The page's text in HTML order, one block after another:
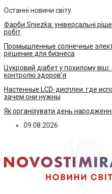
Останні новини світу
Фарби Sniezka: універсальні
робіт
Промышленные солнечные
решение для бизнеса
Цукровий діабет у похилому
контролю здоров’я
Настенные LCD-дисплеи: где
зачем они нужны
Як організувати день
09.08.2026